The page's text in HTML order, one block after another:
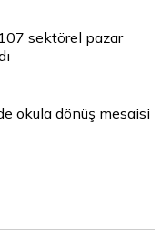
sektörel pazar
okula dönüş mesaisi